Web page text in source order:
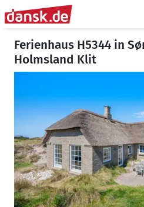
Ferienhaus H5344 in
Holmsland Klit